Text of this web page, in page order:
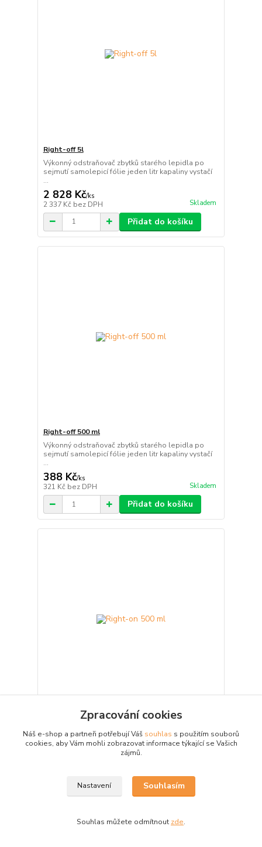
Right-off 5l
Výkonný odstraňovač zbytků starého lepidla po
sejmutí samolepicí fólie jeden litr kapaliny vystačí
...
2 828 Kč/ks
2 337 Kč bez DPH Skladem
Přidat do košíku
Right-off 500 ml
Výkonný odstraňovač zbytků starého lepidla po
sejmutí samolepicí fólie jeden litr kapaliny vystačí
...
388 Kč/ks
321 Kč bez DPH Skladem
Přidat do košíku
Right-on 500 ml
fólií eliminuje tvorbu bublin, zvrásnění fólií um...
292 Kč
Přidat do košíku
Zpracování cookies
Náš e-shop a partneři potřebují Váš souhlas s použitím souborů
cookies, aby Vám mohli zobrazovat informace týkající se Vašich
zájmů.
Nastavení Souhlasím
Souhlas můžete odmítnout zde.